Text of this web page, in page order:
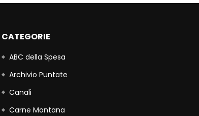
CATEGORIE
ABC della Spesa
Archivio Puntate
Canali
Carne Montana